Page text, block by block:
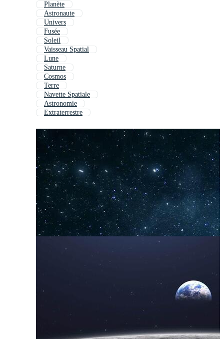
Planète
Astronaute
Univers
Fusée
Soleil
Vaisseau Spatial
Lune
Saturne
Cosmos
Terre
Navette Spatiale
Astronomie
Extraterrestre